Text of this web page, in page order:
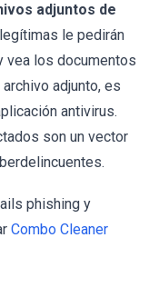
adjuntos de
le pedirán
vea los documentos
adjunto, es
antivirus.
son un vector
phishing y
Combo Cleaner